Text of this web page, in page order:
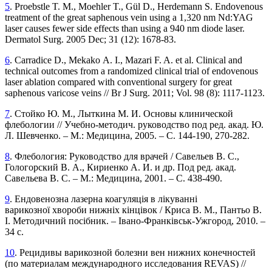
5. Proebstle T. M., Moehler T., Gül D., Herdemann S. Endovenous
treatment of the great saphenous vein using a 1,320 nm Nd:YAG
laser causes fewer side effects than using a 940 nm diode laser.
Dermatol Surg. 2005 Dec; 31 (12): 1678-83.
6. Carradice D., Mekako A. I., Mazari F. A. et al. Clinical and
technical outcomes from a randomized clinical trial of endovenous
laser ablation compared with conventional surgery for great
saphenous varicose veins // Br J Surg. 2011; Vol. 98 (8): 1117-1123.
7. Стойко Ю. М., Лыткина М. И. Основы клиничес­кой
флебологии // Учебно-методич. руководство под ред. акад. Ю.
Л. Шевченко. – М.: Медицина, 2005. – С. 144-190, 270-282.
8. Флебология: Руководство для врачей / Савельев В. С.,
Гологорский В. А., Кириенко А. И. и др. Под ред. акад.
Савельева В. С. – М.: Медицина, 2001. – С. 438-490.
9. Ендовенозна лазерна коагуляція в лікуванні
варикозної хвороби нижніх кінцівок / Криса В. М., Пантьо В.
І. Методичний посібник. – Івано-Франківськ-­Ужгород, 2010. –
34 с.
10. Рецидивы варикозной болезни вен нижних ко­нечностей
(по материалам международного исследования REVAS) //